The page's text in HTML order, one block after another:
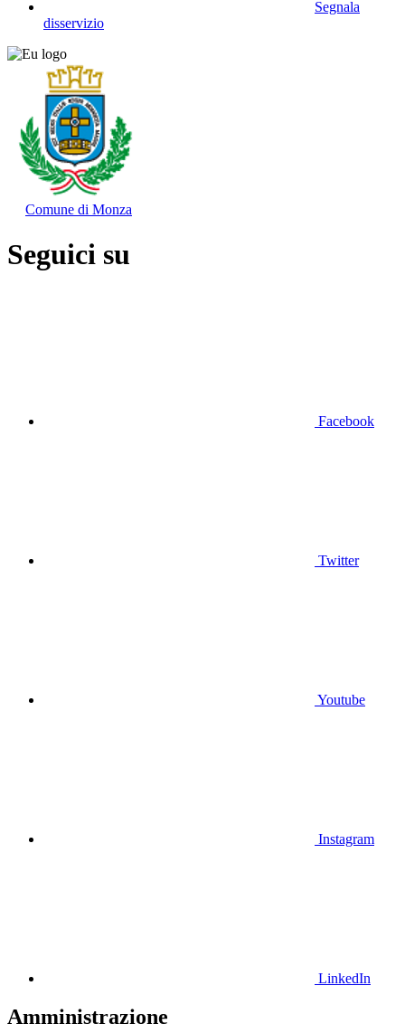
Segnala
disservizio
Comune di Monza
Seguici su
Facebook
Twitter
Youtube
Instagram
LinkedIn
Amministrazione